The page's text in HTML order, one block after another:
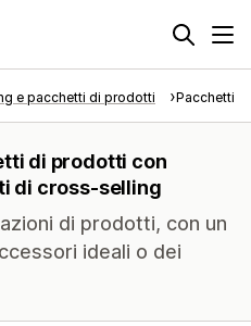
e pacchetti di prodotti Pacchetti
di prodotti con
di cross-selling
di prodotti, con un
ideali o dei